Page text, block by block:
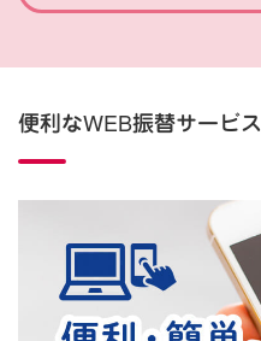
便利なWEB振替サービス